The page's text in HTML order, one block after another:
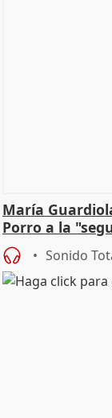
María
Porro a la
Sonido